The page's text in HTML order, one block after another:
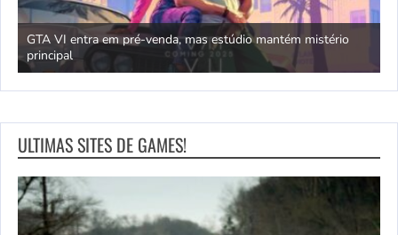
GTA VI entra em pré-venda, mas estúdio mantém mistério
principal
ULTIMAS SITES DE GAMES!